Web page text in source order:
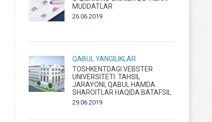
MUDDATLAR
26.06.2019
QABUL
YANGILIKLAR
TOSHKENTDAGI VEBSTER
UNIVERSITETI: TAHSIL
JARAYONI, QABUL HAMDA
SHAROITLAR HAQIDA BATAFSIL
29.06.2019